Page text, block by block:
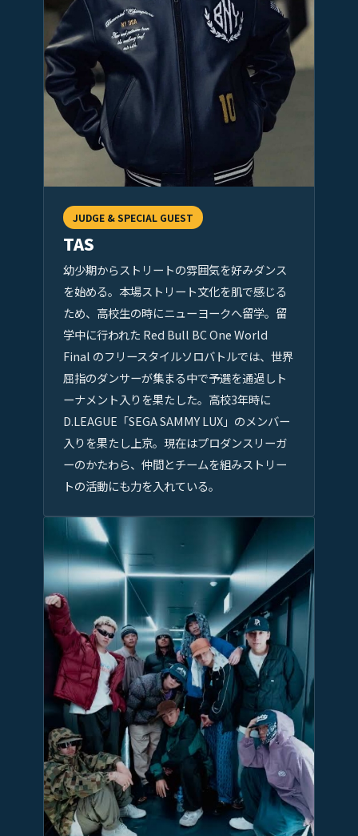
JUDGE & SPECIAL GUEST
TAS
幼少期からストリートの雰囲気を好みダンス
を始める。本場ストリート文化を肌で感じる
ため、高校生の時にニューヨークへ留学。留
学中に行われた Red Bull BC One World
Final のフリースタイルソロバトルでは、世界
屈指のダンサーが集まる中で予選を通過しト
ーナメント入りを果たした。高校3年時に
D.LEAGUE「SEGA SAMMY LUX」のメンバー
入りを果たし上京。現在はプロダンスリーガ
ーのかたわら、仲間とチームを組みストリー
トの活動にも力を入れている。